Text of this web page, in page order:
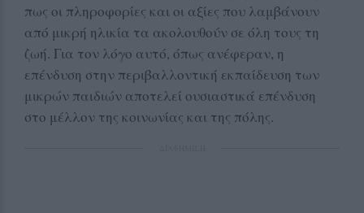
πως οι πληροφορίες και οι αξίες που λαμβάνουν
από μικρή ηλικία τα ακολουθούν σε όλη τους τη
ζωή. Για τον λόγο αυτό, όπως ανέφεραν, η
επένδυση στην περιβαλλοντική εκπαίδευση των
μικρών παιδιών αποτελεί ουσιαστικά επένδυση
στο μέλλον της κοινωνίας και της πόλης.